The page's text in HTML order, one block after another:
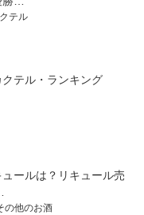
テル
テル・ランキング
ールは？リキュール売
の他のお酒